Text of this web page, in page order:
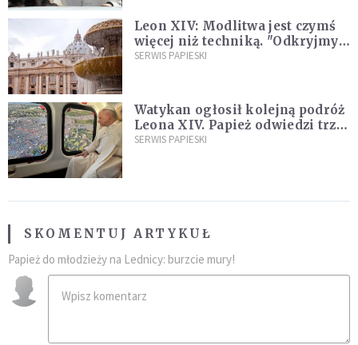
Leon XIV: Modlitwa jest czymś
więcej niż techniką. "Odkryjmy
ją na nowo"
SERWIS PAPIESKI
Watykan ogłosił kolejną podróż
Leona XIV. Papież odwiedzi trzy
kraje Ameryki Południowej
SERWIS PAPIESKI
SKOMENTUJ ARTYKUŁ
Papież do młodzieży na Lednicy: burzcie mury!